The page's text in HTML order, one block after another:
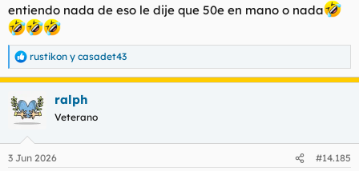
entiendo nada de eso le dije que 50e en mano o nada
R
e
a
c
c
i
e
rustikon y casadet43
ralph
Veterano
3 Jun 2026 #14.185